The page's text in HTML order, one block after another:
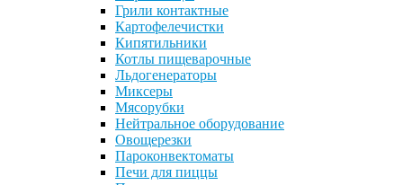
Грили контактные
Картофелечистки
Кипятильники
Котлы пищеварочные
Льдогенераторы
Миксеры
Мясорубки
Нейтральное оборудование
Овощерезки
Пароконвектоматы
Печи для пиццы